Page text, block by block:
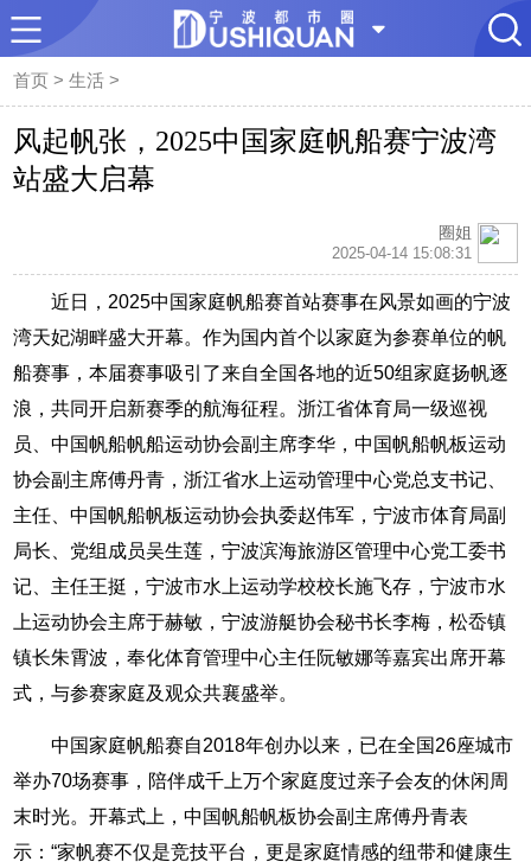
首页 >生活 >
风起帆张，2025中国家庭帆船赛宁波湾
站盛大启幕
圈姐
2025-04-14 15:08:31
近日，2025中国家庭帆船赛首站赛事在风景如画的宁波
湾天妃湖畔盛大开幕。作为国内首个以家庭为参赛单位的帆
船赛事，本届赛事吸引了来自全国各地的近50组家庭扬帆逐
浪，共同开启新赛季的航海征程。浙江省体育局一级巡视
员、中国帆船帆船运动协会副主席李华，中国帆船帆板运动
协会副主席傅丹青，浙江省水上运动管理中心党总支书记、
主任、中国帆船帆板运动协会执委赵伟军，宁波市体育局副
局长、党组成员吴生莲，宁波滨海旅游区管理中心党工委书
记、主任王挺，宁波市水上运动学校校长施飞存，宁波市水
上运动协会主席于赫敏，宁波游艇协会秘书长李梅，松岙镇
镇长朱霄波，奉化体育管理中心主任阮敏娜等嘉宾出席开幕
式，与参赛家庭及观众共襄盛举。
中国家庭帆船赛自2018年创办以来，已在全国26座城市
举办70场赛事，陪伴成千上万个家庭度过亲子会友的休闲周
末时光。开幕式上，中国帆船帆板协会副主席傅丹青表
示：“家帆赛不仅是竞技平台，更是家庭情感的纽带和健康生